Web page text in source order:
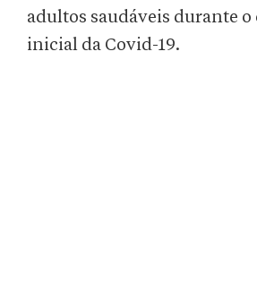
adultos saudáveis durante
inicial da Covid-19.